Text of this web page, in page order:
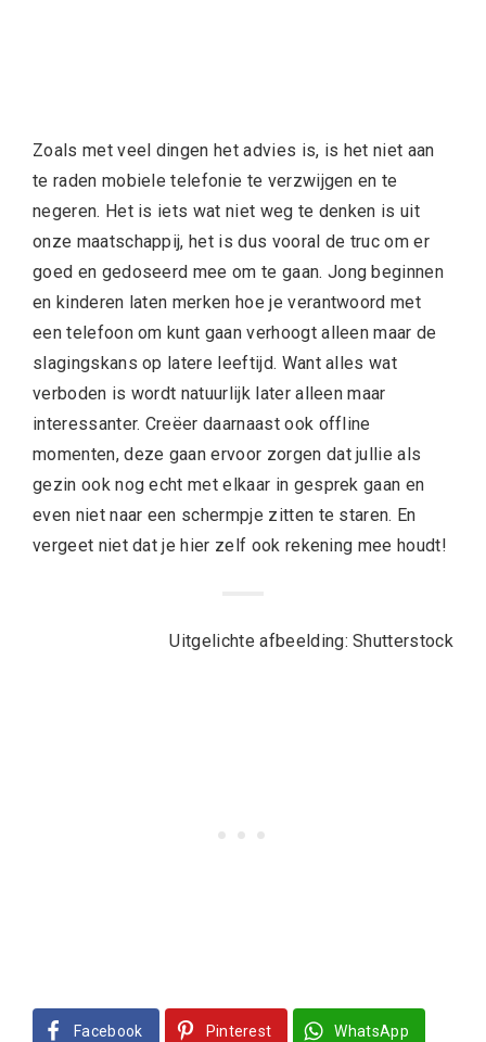
Zoals met veel dingen het advies is, is het niet aan
te raden mobiele telefonie te verzwijgen en te
negeren. Het is iets wat niet weg te denken is uit
onze maatschappij, het is dus vooral de truc om er
goed en gedoseerd mee om te gaan. Jong beginnen
en kinderen laten merken hoe je verantwoord met
een telefoon om kunt gaan verhoogt alleen maar de
slagingskans op latere leeftijd. Want alles wat
verboden is wordt natuurlijk later alleen maar
interessanter. Creëer daarnaast ook offline
momenten, deze gaan ervoor zorgen dat jullie als
gezin ook nog echt met elkaar in gesprek gaan en
even niet naar een schermpje zitten te staren. En
vergeet niet dat je hier zelf ook rekening mee houdt!
Uitgelichte afbeelding: Shutterstock
Facebook Pinterest WhatsApp